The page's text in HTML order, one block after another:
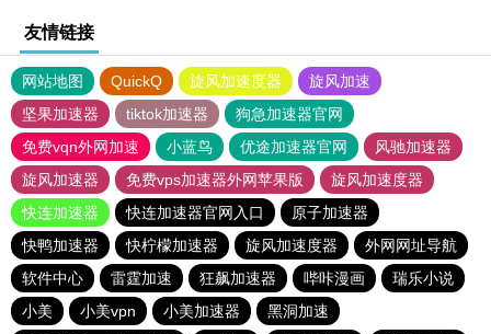
友情链接
网站地图 QuickQ 旋风加速度器
旋风加速
坚果加速器
tiktok加速器
狗急加速器官网
免费vqn外网加速
小蓝鸟 优途加速器官网
风驰加速器
旋风加速器
免费vps加速器外网苹果版
旋风加速度器
快连加速器
快连加速器官网入口
原子加速器
快鸭加速器
快柠檬加速器 旋风加速度器
外网网址导航
软件中心
雷霆加速 狂飙加速器 哔咔漫画
瑞乐小说
小美
小美vpn 小美加速器
黑洞加速